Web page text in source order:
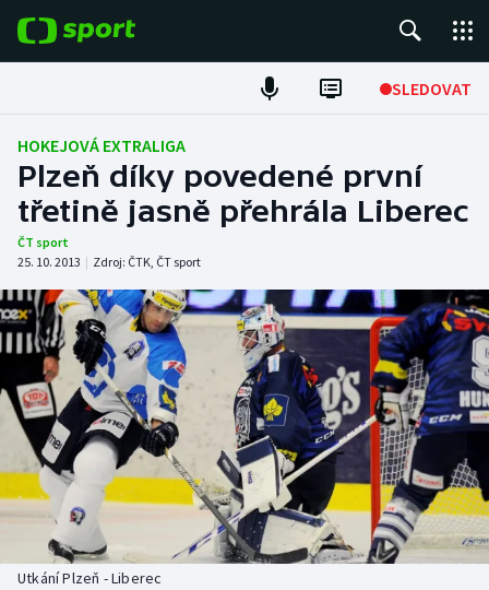
SLEDOVAT
Fotbal
Hokej
Tenis
Atletika
Cyklistika
DALŠÍ SPORTY
Americký fotbal
Baseball a softbal
Basketbal
NEPŘEHLÉDNĚTE
Soutěže
Historické návraty
HOKEJOVÁ EXTRALIGA
Plzeň díky povedené první
třetině jasně přehrála Liberec
ČT sport
25. 10. 2013 | Zdroj: ČTK, ČT sport
Utkání Plzeň - Liberec